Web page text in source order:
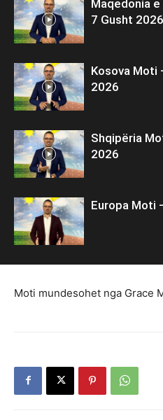
Maqedonia
7 Gusht 2026
Kosova Moti
2026
Shqipëria
2026
Europa Moti
Moti mundesohet nga Grace